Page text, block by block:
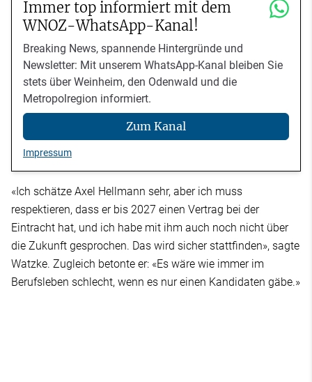
Immer top informiert mit dem
WNOZ-WhatsApp-Kanal!
Breaking News, spannende Hintergründe und
Newsletter: Mit unserem WhatsApp-Kanal bleiben Sie
stets über Weinheim, den Odenwald und die
Metropolregion informiert.
Zum Kanal
Impressum
«Ich schätze Axel Hellmann sehr, aber ich muss
respektieren, dass er bis 2027 einen Vertrag bei der
Eintracht hat, und ich habe mit ihm auch noch nicht über
die Zukunft gesprochen. Das wird sicher stattfinden», sagte
Watzke. Zugleich betonte er: «Es wäre wie immer im
Berufsleben schlecht, wenn es nur einen Kandidaten gäbe.»